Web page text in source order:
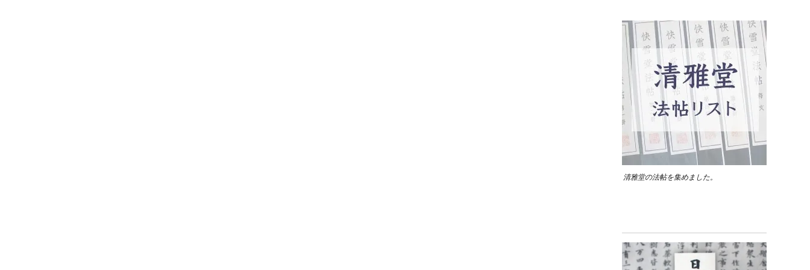
清雅堂の法帖を集めました。